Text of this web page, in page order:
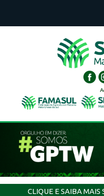
CLIQUE E SAIBA MAIS